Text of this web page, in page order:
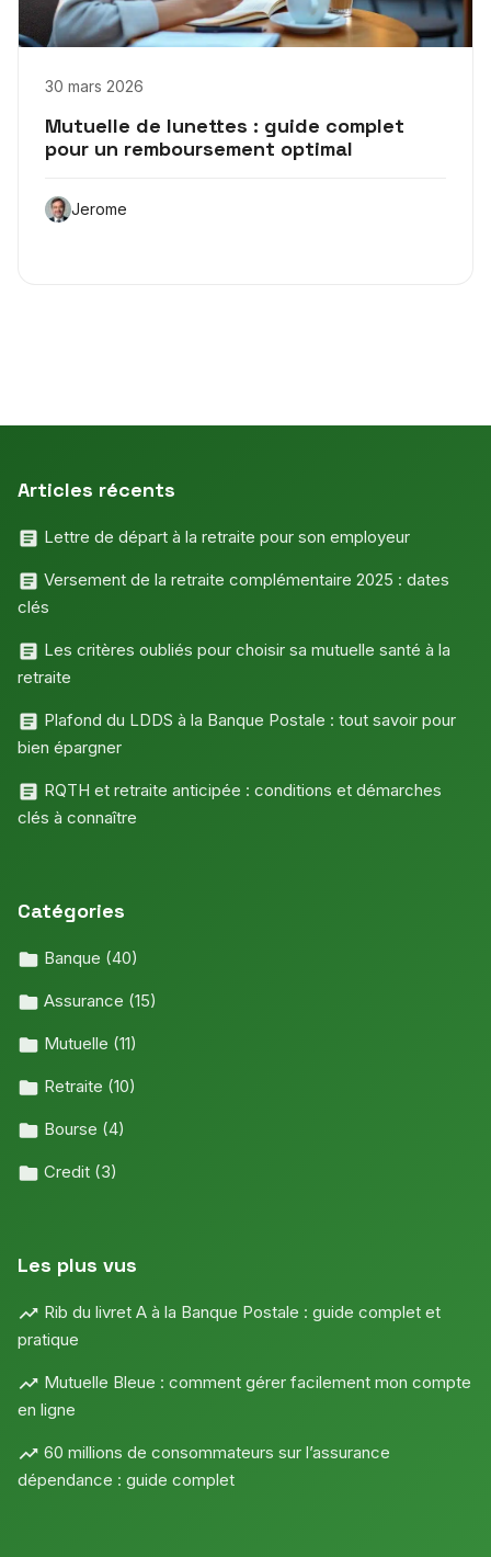
30 mars 2026
Mutuelle de lunettes : guide complet
pour un remboursement optimal
Jerome
Articles récents
Lettre de départ à la retraite pour son employeur
Versement de la retraite complémentaire 2025 : dates
clés
Les critères oubliés pour choisir sa mutuelle santé à la
retraite
Plafond du LDDS à la Banque Postale : tout savoir pour
bien épargner
RQTH et retraite anticipée : conditions et démarches
clés à connaître
Catégories
Banque (40)
Assurance (15)
Mutuelle (11)
Retraite (10)
Bourse (4)
Credit (3)
Les plus vus
Rib du livret A à la Banque Postale : guide complet et
pratique
Mutuelle Bleue : comment gérer facilement mon compte
en ligne
60 millions de consommateurs sur l’assurance
dépendance : guide complet